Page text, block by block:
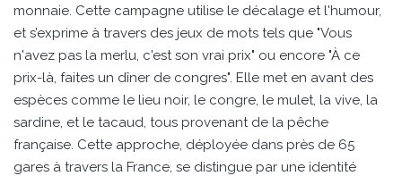
monnaie. Cette campagne utilise le décalage et l'humour,
et s’exprime à travers des jeux de mots tels que "Vous
n'avez pas la merlu, c'est son vrai prix" ou encore "À ce
prix-là, faites un dîner de congres". Elle met en avant des
espèces comme le lieu noir, le congre, le mulet, la vive, la
sardine, et le tacaud, tous provenant de la pêche
française. Cette approche, déployée dans près de 65
gares à travers la France, se distingue par une identité